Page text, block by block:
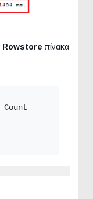
Rowstore πίνακα
Count